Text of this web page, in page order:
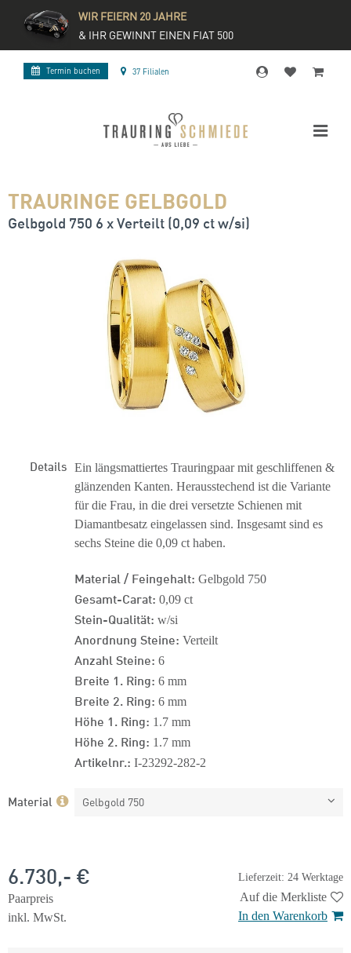
WIR FEIERN 20 JAHRE
& IHR GEWINNT EINEN FIAT 500
Termin buchen 37 Filialen
TRAURINGE GELBGOLD
Gelbgold 750 6 x Verteilt (0,09 ct w/si)
Details Ein längsmattiertes Trauringpaar mit geschliffenen &
glänzenden Kanten. Herausstechend ist die Variante
für die Frau, in die drei versetzte Schienen mit
Diamantbesatz eingelassen sind. Insgesamt sind es
sechs Steine die 0,09 ct haben.
Material / Feingehalt: Gelbgold 750
Gesamt-Carat: 0,09 ct
Stein-Qualität: w/si
Anordnung Steine: Verteilt
Anzahl Steine: 6
Breite 1. Ring: 6 mm
Breite 2. Ring: 6 mm
Höhe 1. Ring: 1.7 mm
Höhe 2. Ring: 1.7 mm
Artikelnr.: I-23292-282-2
Material Gelbgold 750
Lieferzeit: 24 Werktage
6.730,- €
Paarpreis
inkl. MwSt.
Auf die Merkliste
In den Warenkorb